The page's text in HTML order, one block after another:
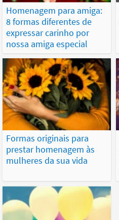
Homenagem para amiga:
8 formas diferentes de
expressar carinho por
nossa amiga especial
Formas originais para
prestar homenagem às
mulheres da sua vida